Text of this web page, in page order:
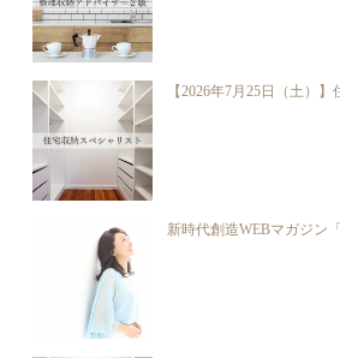
【2026年7月25日（土）
新時代創造WEBマガジン